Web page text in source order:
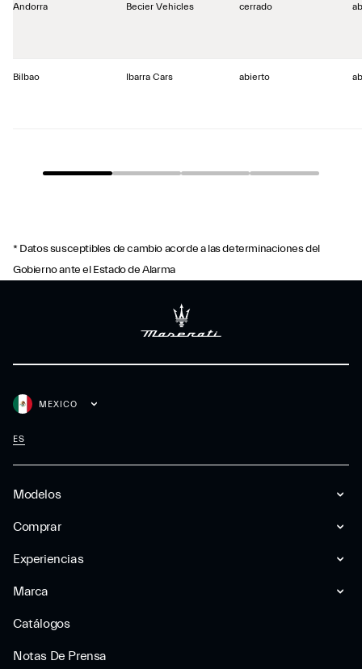
Andorra Becier Vehicles cerrado
Bilbao Ibarra Cars abierto
* Datos susceptibles de cambio acorde a las determinaciones del
Gobierno ante el Estado de Alarma
Modelos
Comprar
Experiencias
Marca
Catálogos
Notas De Prensa
MEXICO
ES